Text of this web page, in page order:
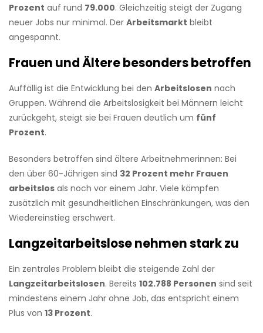
Prozent auf rund 79.000. Gleichzeitig steigt der Zugang
neuer Jobs nur minimal. Der Arbeitsmarkt bleibt
angespannt.
Frauen und Ältere besonders betroffen
Auffällig ist die Entwicklung bei den Arbeitslosen nach
Gruppen. Während die Arbeitslosigkeit bei Männern leicht
zurückgeht, steigt sie bei Frauen deutlich um fünf
Prozent.
Besonders betroffen sind ältere Arbeitnehmerinnen: Bei
den über 60-Jährigen sind 32 Prozent mehr Frauen
arbeitslos als noch vor einem Jahr. Viele kämpfen
zusätzlich mit gesundheitlichen Einschränkungen, was den
Wiedereinstieg erschwert.
Langzeitarbeitslose nehmen stark zu
Ein zentrales Problem bleibt die steigende Zahl der
Langzeitarbeitslosen. Bereits 102.788 Personen sind seit
mindestens einem Jahr ohne Job, das entspricht einem
Plus von 13 Prozent.